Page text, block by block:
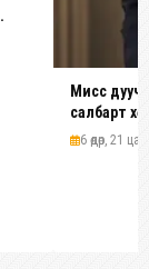
Мисс
салбарт
6 өдөр, 21 цаг